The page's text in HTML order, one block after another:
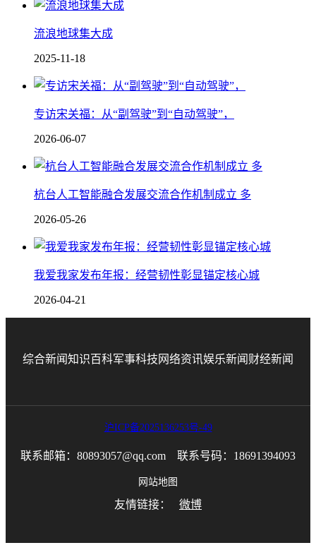
流浪地球集大成
2025-11-18
专访宋关福：从“副驾驶”到“自动驾驶”，
2026-06-07
杭台人工智能融合发展交流合作机制成立 多
2026-05-26
我爱我家发布年报：经营韧性彰显锚定核心城
2026-04-21
综合新闻知识百科军事科技 网络资讯娱乐新闻 财经新闻
沪ICP备2025136253号-49
联系邮箱：80893057@qq.com 联系号码：18691394093
网站地图
友情链接： 微博